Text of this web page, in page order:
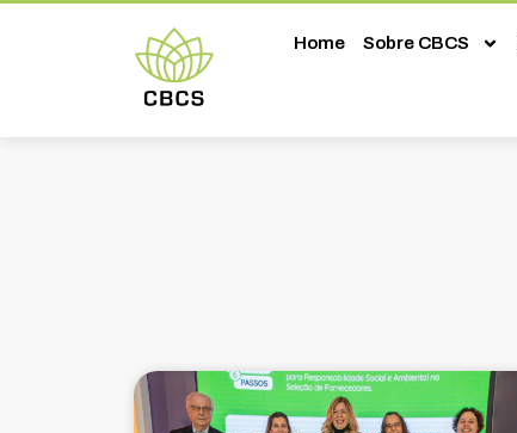
Home Sobre CBCS